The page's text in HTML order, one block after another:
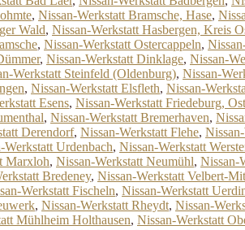
, Nissan-Werkstatt Bramsche, Hase,
Wald, Nissan-Werkstatt Hasbergen, Kreis
, Nissan-Werkstatt Ostercappeln,
, Nissan-Werkstatt Dinklage, Nissan-
Werkstatt Steinfeld (Oldenburg), Nissan-
, Nissan-Werkstatt Elsfleth, Nissan-
Esens, Nissan-Werkstatt Friedeburg,
, Nissan-Werkstatt Bremerhaven,
Derendorf, Nissan-Werkstatt Flehe,
Werkstatt Urdenbach, Nissan-Werkstatt
Marxloh, Nissan-Werkstatt Neumühl, Nissan-
Bredeney, Nissan-Werkstatt Velbert-
Werkstatt Fischeln, Nissan-Werkstatt
, Nissan-Werkstatt Rheydt, Nissan-
Mühlheim Holthausen, Nissan-Werkstatt